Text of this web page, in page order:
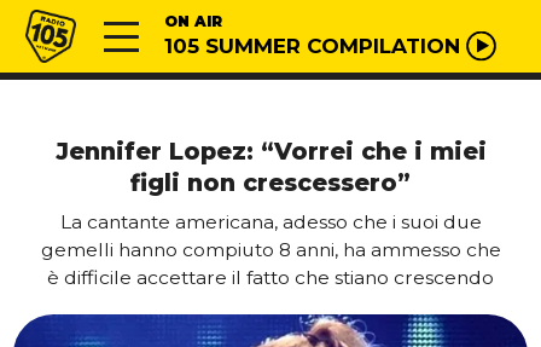
Vai al contenuto
Radio 105 ON AIR
105 SUMMER COMPILATION
Jennifer Lopez: “Vorrei che i miei
figli non crescessero”
La cantante americana, adesso che i suoi due
gemelli hanno compiuto 8 anni, ha ammesso che
è difficile accettare il fatto che stiano crescendo